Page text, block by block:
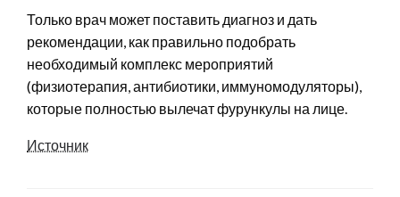
Только врач может поставить диагноз и дать
рекомендации, как правильно подобрать
необходимый комплекс мероприятий
(физиотерапия, антибиотики, иммуномодуляторы),
которые полностью вылечат фурункулы на лице.
Источник